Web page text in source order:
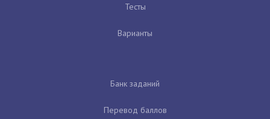
Тесты
Варианты
Банк заданий
Перевод баллов